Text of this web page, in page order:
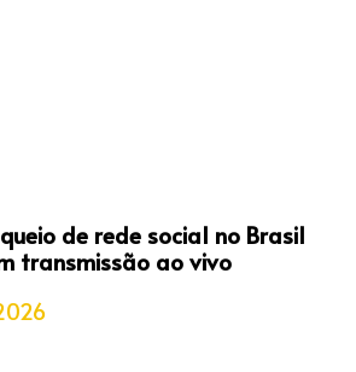
de rede social no Brasil
transmissão ao vivo